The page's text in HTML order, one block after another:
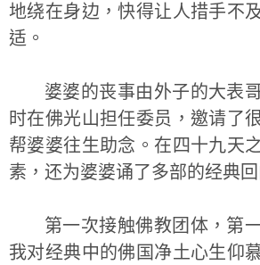
地绕在身边，快得让人措手不
适。
婆婆的丧事由外子的大表
时在佛光山担任委员，邀请了
帮婆婆往生助念。在四十九天
素，还为婆婆诵了多部的经典回
第一次接触佛教团体，第
我对经典中的佛国净土心生仰